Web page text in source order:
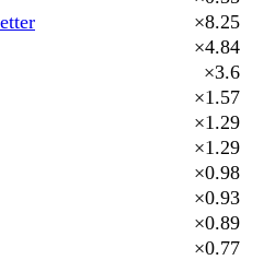
×8.25
×4.84
×3.6
×1.57
×1.29
×1.29
×0.98
×0.93
×0.89
×0.77